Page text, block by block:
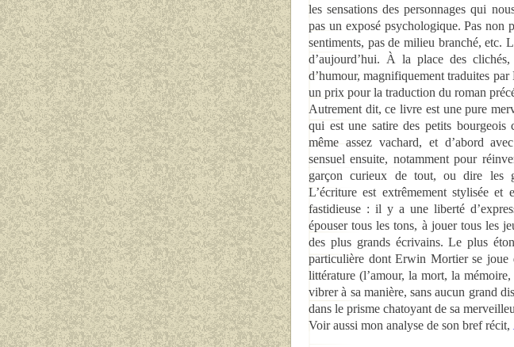
les sensations des personnages qui
pas un exposé psychologique. Pas non
sentiments, pas de milieu branché, etc.
d’aujourd’hui. À la place des
d’humour, magnifiquement traduites
un prix pour la traduction du roman
Autrement dit, ce livre est une pure
qui est une satire des petits bourgeois
même assez vachard, et d’abord
sensuel ensuite, notamment pour
garçon curieux de tout, ou dire les
L’écriture est extrêmement stylisée et
fastidieuse : il y a une liberté
épouser tous les tons, à jouer tous les
des plus grands écrivains. Le plus
particulière dont Erwin Mortier se joue
littérature (l’amour, la mort, la
vibrer à sa manière, sans aucun grand
dans le prisme chatoyant de sa
Voir aussi mon analyse de son bref récit,